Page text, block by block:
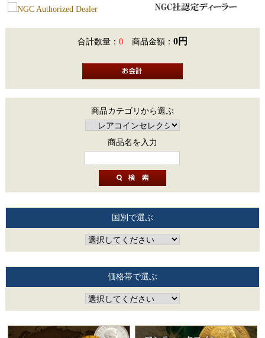
合計数量： 0 商品金額： 0円
商品カテゴリから選ぶ
商品名を入力
国別で選ぶ
価格帯で選ぶ